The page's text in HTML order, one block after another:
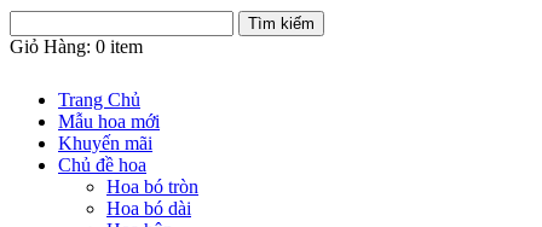
Giỏ Hàng: 0 item
Trang Chủ
Mẫu hoa mới
Khuyến mãi
Chủ đề hoa
Hoa bó tròn
Hoa bó dài